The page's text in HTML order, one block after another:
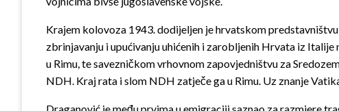
Krajem kolovoza 1943. dodijeljen je hrvatskom
zbrinjavanju i upućivanju uhićenih i zarobljenih Hrvata iz
u Rimu, te savezničkom vrhovnom zapovjedništvu za
NDH. Kraj rata i slom NDH zatječe ga u Rimu. Uz znanje